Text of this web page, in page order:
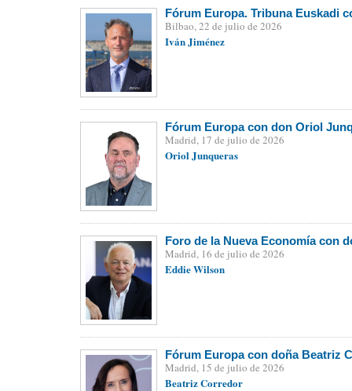
Fórum Europa. Tribuna Euskadi
Bilbao, 22 de julio de 2026
Iván Jiménez
Fórum Europa con don Oriol
Madrid, 17 de julio de 2026
Oriol Junqueras
Foro de la Nueva Economía con
Madrid, 16 de julio de 2026
Eddie Wilson
Fórum Europa con doña Beatriz
Madrid, 15 de julio de 2026
Beatriz Corredor